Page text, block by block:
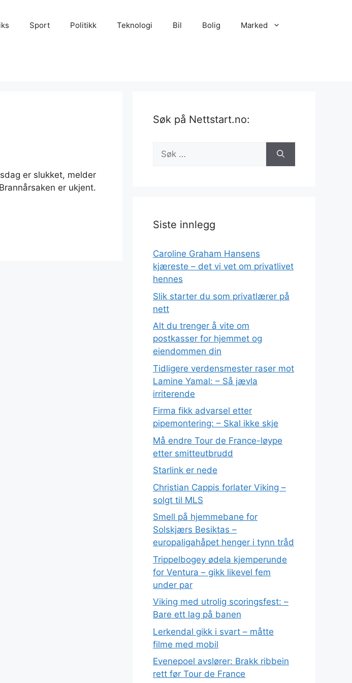
Sport Politikk Teknologi Bil Bolig Marked
er slukket, melder
er ukjent.
Søk på Nettstart.no:
Søk
etter:
Siste innlegg
Caroline Graham Hansens
kjæreste – det vi vet om privatlivet
hennes
Slik starter du som privatlærer på
nett
Alt du trenger å vite om
postkasser for hjemmet og
eiendommen din
Tidligere verdensmester raser mot
Lamine Yamal: – Så jævla
irriterende
Firma fikk advarsel etter
pipemontering: – Skal ikke skje
Må endre Tour de France-løype
etter smitteutbrudd
Starlink er nede
Christian Cappis forlater Viking –
solgt til MLS
Smell på hjemmebane for
Solskjærs Besiktas –
europaligahåpet henger i tynn tråd
Trippelbogey ødela kjemperunde
for Ventura – gikk likevel fem
under par
Viking med utrolig scoringsfest: –
Bare ett lag på banen
Lerkendal gikk i svart – måtte
filme med mobil
Evenepoel avslører: Brakk ribbein
rett før Tour de France